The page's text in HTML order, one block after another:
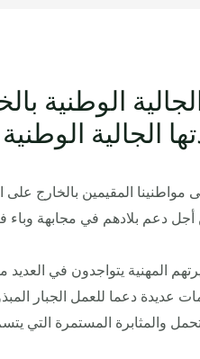
الوطنية
الجالية
المقيمين بالخارج على
أجل دعم بلادهم في مجابهة
المهنية يتواجدون في العديد
عديدة دعما للعمل الجبار
والمثابرة المستمرة التي